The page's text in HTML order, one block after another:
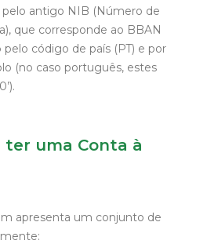
antigo NIB (Número de
que corresponde ao BBAN
código de país (PT) e por
(no caso português, estes
uma Conta à
apresenta um conjunto de